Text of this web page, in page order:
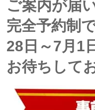
ご案内が届
完全予約制
28日～7月1
お待ちして